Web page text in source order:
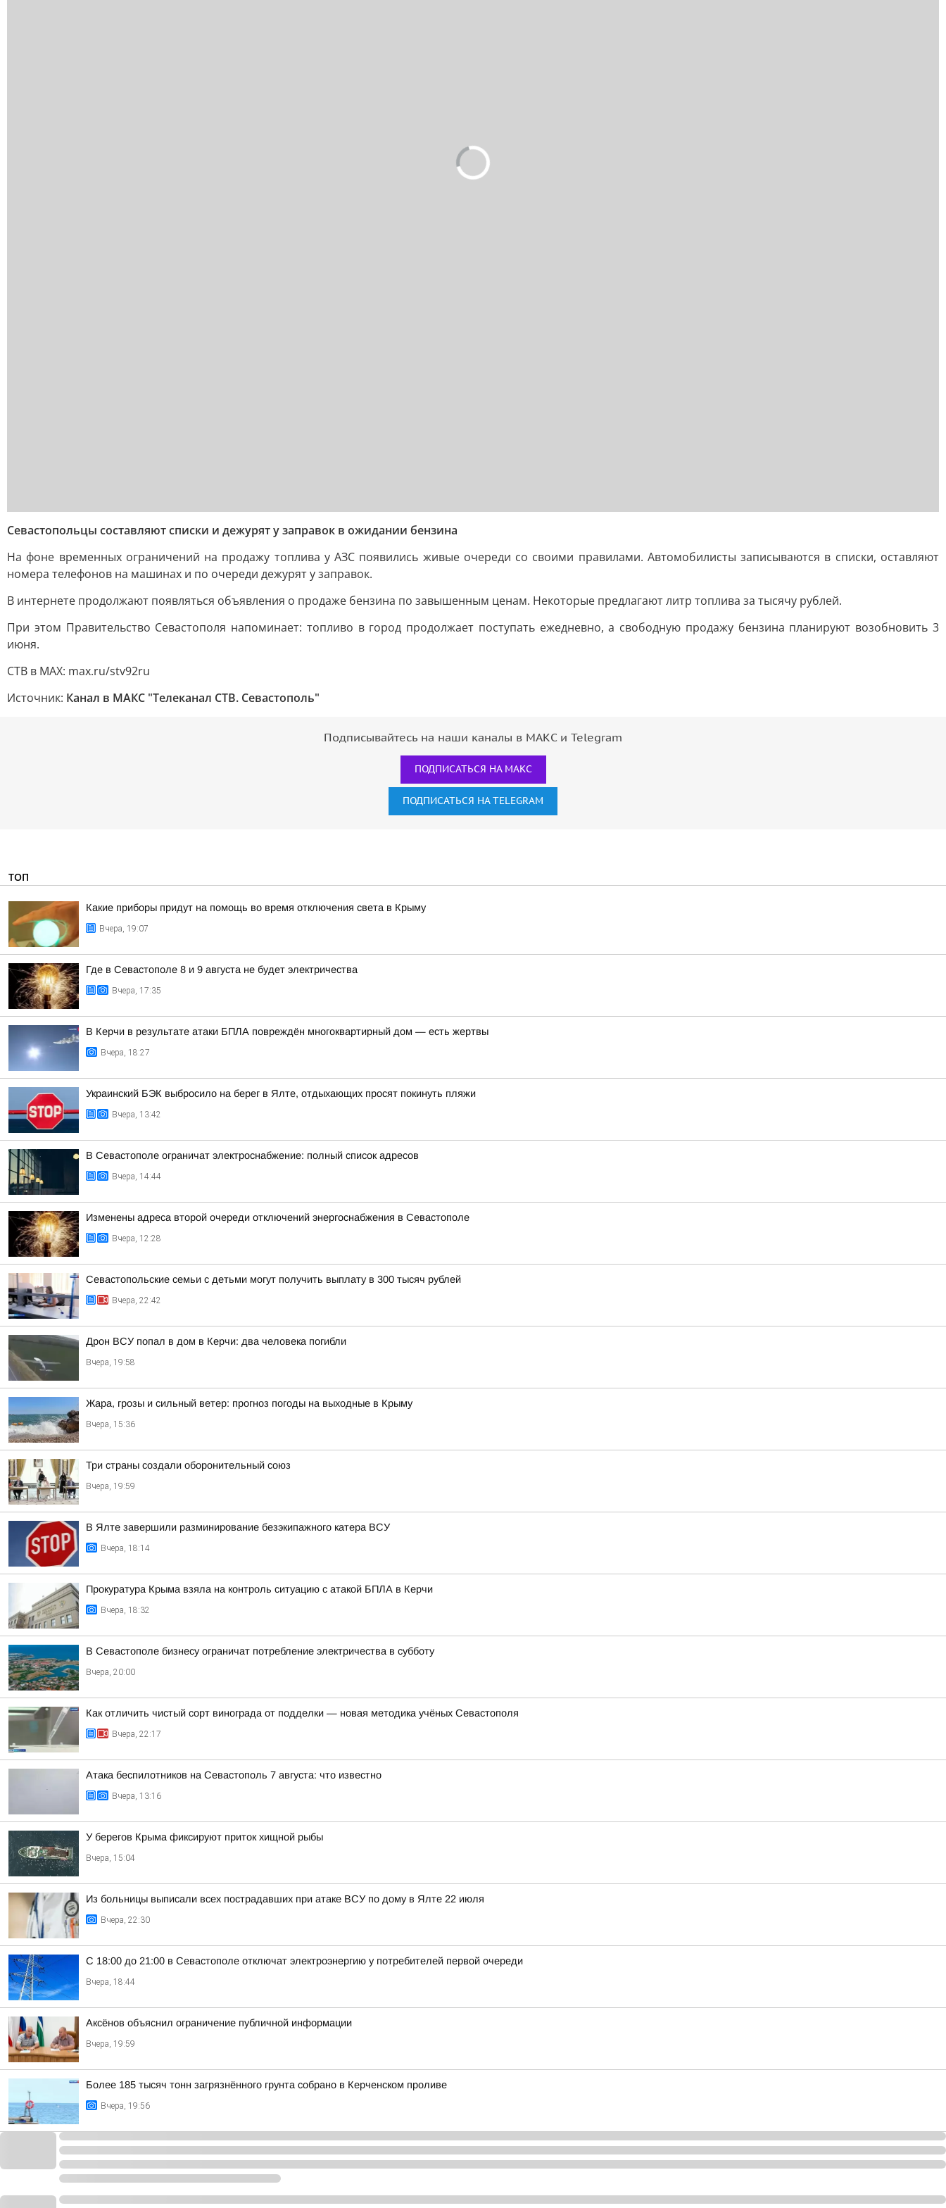
Севастопольцы составляют списки и дежурят у заправок в ожидании бензина
На фоне временных ограничений на продажу топлива у АЗС появились живые очереди со своими правилами. Автомобилисты записываются в списки, оставляют
номера телефонов на машинах и по очереди дежурят у заправок.
В интернете продолжают появляться объявления о продаже бензина по завышенным ценам. Некоторые предлагают литр топлива за тысячу рублей.
При этом Правительство Севастополя напоминает: топливо в город продолжает поступать ежедневно, а свободную продажу бензина планируют возобновить 3
июня.
СТВ в MAX: max.ru/stv92ru
Источник: Канал в МАКС "Телеканал CТВ. Севастополь"
Подписывайтесь на наши каналы в МАКС и Telegram
ПОДПИСАТЬСЯ НА МАКС
ПОДПИСАТЬСЯ НА TELEGRAM
ТОП
Какие приборы придут на помощь во время отключения света в Крыму
Вчера, 19:07
Где в Севастополе 8 и 9 августа не будет электричества
Вчера, 17:35
В Керчи в результате атаки БПЛА повреждён многоквартирный дом — есть жертвы
Вчера, 18:27
Украинский БЭК выбросило на берег в Ялте, отдыхающих просят покинуть пляжи
Вчера, 13:42
В Севастополе ограничат электроснабжение: полный список адресов
Вчера, 14:44
Изменены адреса второй очереди отключений энергоснабжения в Севастополе
Вчера, 12:28
Севастопольские семьи с детьми могут получить выплату в 300 тысяч рублей
Вчера, 22:42
Дрон ВСУ попал в дом в Керчи: два человека погибли
Вчера, 19:58
Жара, грозы и сильный ветер: прогноз погоды на выходные в Крыму
Вчера, 15:36
Три страны создали оборонительный союз
Вчера, 19:59
В Ялте завершили разминирование безэкипажного катера ВСУ
Вчера, 18:14
Прокуратура Крыма взяла на контроль ситуацию с атакой БПЛА в Керчи
Вчера, 18:32
В Севастополе бизнесу ограничат потребление электричества в субботу
Вчера, 20:00
Как отличить чистый сорт винограда от подделки — новая методика учёных Севастополя
Вчера, 22:17
Атака беспилотников на Севастополь 7 августа: что известно
Вчера, 13:16
У берегов Крыма фиксируют приток хищной рыбы
Вчера, 15:04
Из больницы выписали всех пострадавших при атаке ВСУ по дому в Ялте 22 июля
Вчера, 22:30
С 18:00 до 21:00 в Севастополе отключат электроэнергию у потребителей первой очереди
Вчера, 18:44
Аксёнов объяснил ограничение публичной информации
Вчера, 19:59
Более 185 тысяч тонн загрязнённого грунта собрано в Керченском проливе
Вчера, 19:56